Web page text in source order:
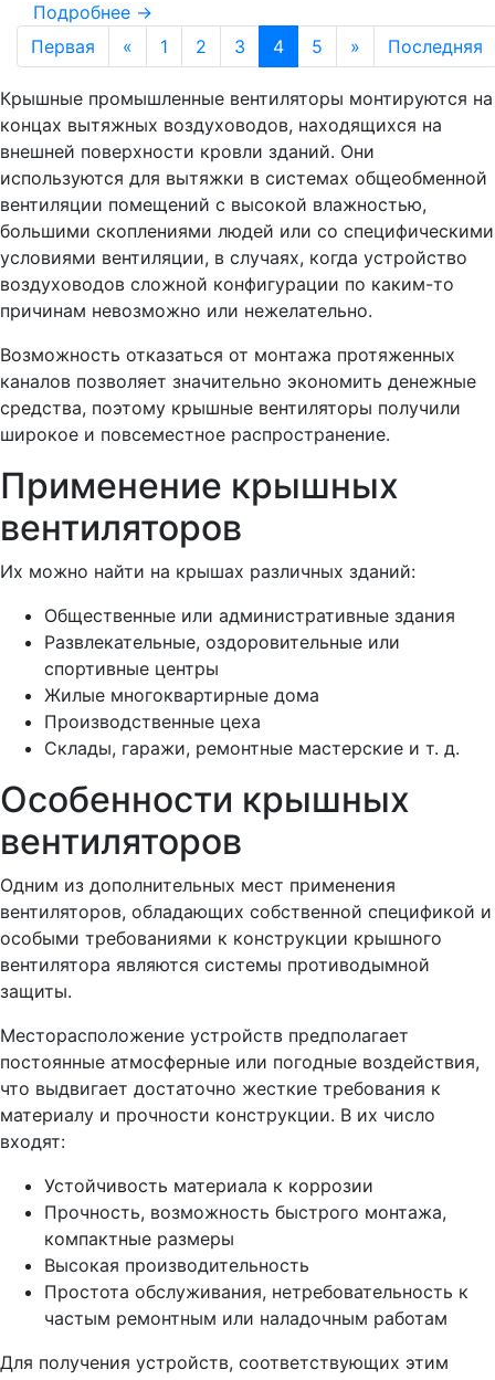
Подробнее →
Первая
« 1 2 3 4 5 » Последняя
Крышные промышленные вентиляторы монтируются на
концах вытяжных воздуховодов, находящихся на
внешней поверхности кровли зданий. Они
используются для вытяжки в системах общеобменной
вентиляции помещений с высокой влажностью,
большими скоплениями людей или со специфическими
условиями вентиляции, в случаях, когда устройство
воздуховодов сложной конфигурации по каким-то
причинам невозможно или нежелательно.
Возможность отказаться от монтажа протяженных
каналов позволяет значительно экономить денежные
средства, поэтому крышные вентиляторы получили
широкое и повсеместное распространение.
Применение крышных
вентиляторов
Их можно найти на крышах различных зданий:
Общественные или административные здания
Развлекательные, оздоровительные или
спортивные центры
Жилые многоквартирные дома
Производственные цеха
Склады, гаражи, ремонтные мастерские и т. д.
Особенности крышных
вентиляторов
Одним из дополнительных мест применения
вентиляторов, обладающих собственной спецификой и
особыми требованиями к конструкции крышного
вентилятора являются системы противодымной
защиты.
Месторасположение устройств предполагает
постоянные атмосферные или погодные воздействия,
что выдвигает достаточно жесткие требования к
материалу и прочности конструкции. В их число
входят:
Устойчивость материала к коррозии
Прочность, возможность быстрого монтажа,
компактные размеры
Высокая производительность
Простота обслуживания, нетребовательность к
частым ремонтным или наладочным работам
Для получения устройств, соответствующих этим